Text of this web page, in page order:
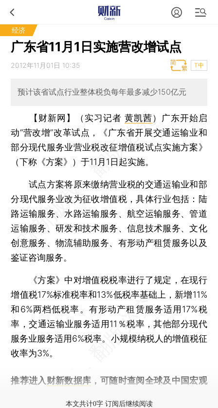
经济
广东省11月1日实施营改增试点
2012年11月01日 10:35 T中
预计该省试点行业整体税负每年最多减少150亿元
【财新网】（实习记者 黄凯茜）
广东开始启
动“营改增”改革试点，《广东省开展交通运输业和
部分现代服务业营业税改征增值税试点实施方案》
（下称《方案》）于11月1日起实施。
试点方案将原来缴纳营业税的交通运输业和部
分现代服务业改为征收增值税，具体行业包括：陆
路运输服务、水路运输服务、航空运输服务、管道
运输服务、研发和技术服务、信息技术服务、文化
创意服务、物流辅助服务、有形动产租赁服务以及
鉴证咨询服务。
《方案》中对增值税税率进行了规定，在现行
增值税17%标准税率和13%低税率基础上，新增11%
和6%两档低税率。有形动产租赁服务适用17%税
率，交通运输业服务适用11％税率，其他部分现代
服务业服务适用6%税率。小规模纳税人的增值税征
收率为3%。
推荐进入 财新数据库 ，可随时查阅全球及中国宏观
本文共计0字 订阅后继续阅读